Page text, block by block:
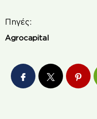
Πηγές:
Agrocapital